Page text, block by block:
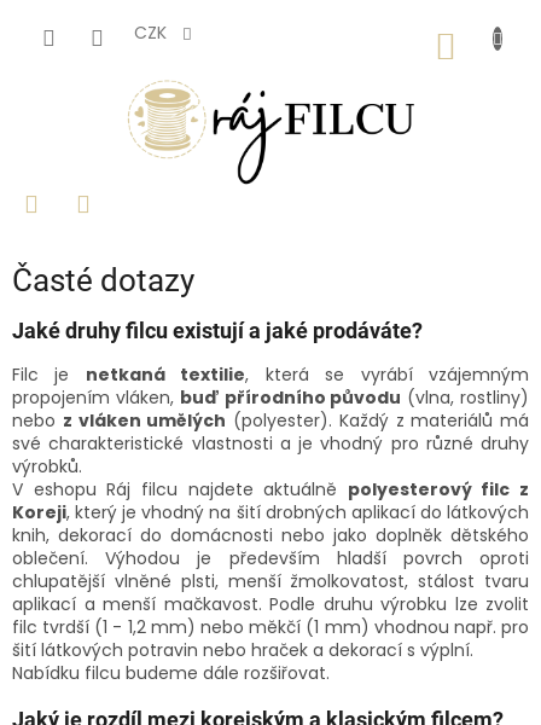
CZK
Časté dotazy
Jaké druhy filcu existují a jaké prodáváte?
Filcje netkaná textilie,
která se vyrábí vzájemným
propojením vláken, buď přírodního původu (vlna, rostliny)
nebo z vláken umělých (polyester). Každý z materiálů má
své charakteristické vlastnosti a je vhodný pro různé druhy
výrobků.
V eshopu Ráj filcu najdete aktuálně polyesterový filc z
Koreji, který je vhodný na šití drobných aplikací do látkových
knih, dekorací do domácnosti nebo jako doplněk dětského
oblečení. Výhodou je především hladší povrch oproti
chlupatější vlněné plsti, menší žmolkovatost, stálost tvaru
aplikací a menší mačkavost. Podle druhu výrobku lze zvolit
filc tvrdší (1 - 1,2 mm) nebo měkčí (1 mm) vhodnou např. pro
šití látkových potravin nebo hraček a dekorací s výplní.
Nabídku filcu budeme dále rozšiřovat.